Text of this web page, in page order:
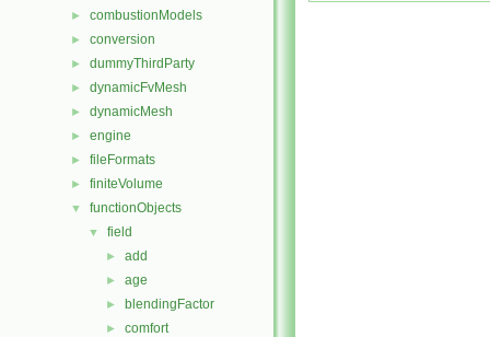
► combustionModels
► conversion
► dummyThirdParty
► dynamicFvMesh
► dynamicMesh
► engine
► fileFormats
► finiteVolume
▼ functionObjects
▼ field
► add
► age
► blendingFactor
► comfort